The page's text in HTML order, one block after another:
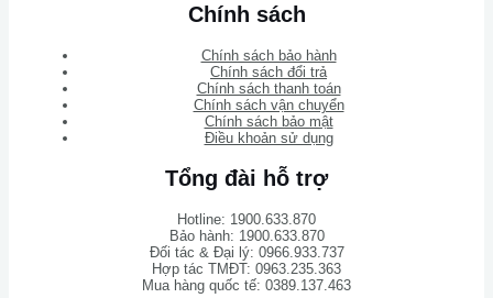
Chính sách
Chính sách bảo hành
Chính sách đổi trả
Chính sách thanh toán
Chính sách vận chuyển
Chính sách bảo mật
Điều khoản sử dụng
Tổng đài hỗ trợ
Hotline: 1900.633.870
Bảo hành: 1900.633.870
Đối tác & Đại lý: 0966.933.737
Hợp tác TMĐT: 0963.235.363
Mua hàng quốc tế: 0389.137.463